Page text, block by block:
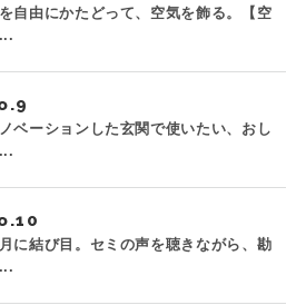
自由にかたどって、空気を飾る。【空
ベーションした玄関で使いたい、おし
に結び目。セミの声を聴きながら、勘